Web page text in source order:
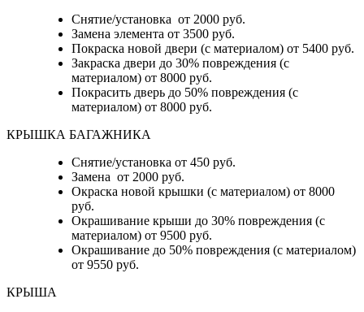
Снятие/установка от 2000 руб.
Замена элемента от 3500 руб.
Покраска новой двери (с материалом) от 5400 руб.
Закраска двери до 30% повреждения (с
материалом) от 8000 руб.
Покрасить дверь до 50% повреждения (с
материалом) от 8000 руб.
КРЫШКА БАГАЖНИКА
Снятие/установка от 450 руб.
Замена от 2000 руб.
Окраска новой крышки (с материалом) от 8000
руб.
Окрашивание крыши до 30% повреждения (с
материалом) от 9500 руб.
Окрашивание до 50% повреждения (с материалом)
от 9550 руб.
КРЫША